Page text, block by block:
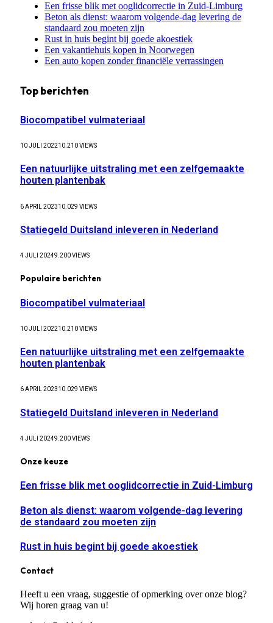
Een frisse blik met ooglidcorrectie in Zuid-Limburg
Beton als dienst: waarom volgende-dag levering de
standaard zou moeten zijn
Rust in huis begint bij goede akoestiek
Een vakantiehuis kopen in Noorwegen
Een auto kopen zonder financiële verrassingen
Top berichten
Biocompatibel vulmateriaal
10 JULI 202210.210VIEWS
Een natuurlijke uitstraling met een zelfgemaakte
houten plantenbak
6 APRIL 202310.029 VIEWS
Statiegeld Duitsland inleveren in Nederland
4 JULI 20249.200VIEWS
Populaire berichten
Biocompatibel vulmateriaal
10 JULI 202210.210VIEWS
Een natuurlijke uitstraling met een zelfgemaakte
houten plantenbak
6 APRIL 202310.029 VIEWS
Statiegeld Duitsland inleveren in Nederland
4 JULI 20249.200VIEWS
Onze keuze
Een frisse blik met ooglidcorrectie in Zuid-Limburg
Beton als dienst: waarom volgende-dag levering
de standaard zou moeten zijn
Rust in huis begint bij goede akoestiek
Contact
Heeft u een vraag, suggestie of opmerking over onze blog?
Wij horen graag van u!